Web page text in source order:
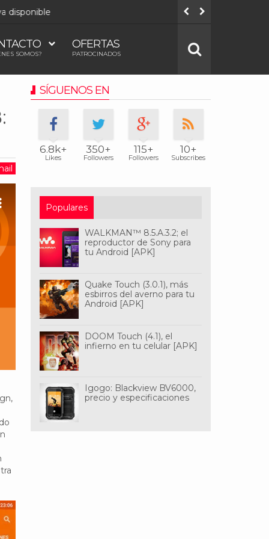
SOMOS?
OFERTAS
PATROCINADOS
SÍGUENOS EN
6.8k+
Likes
350+
Followers
115+
Followers
10+
Subscribes
Populares
WALKMAN™ 8.5.A.3.2; el
reproductor de Sony para
tu Android [APK]
Quake Touch (3.0.1), más
esbirros del averno para tu
Android [APK]
DOOM Touch (4.1), el
infierno en tu celular [APK]
Igogo: Blackview BV6000,
precio y especificaciones